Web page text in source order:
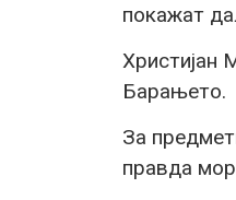
покажат
Христијан
Барањето.
За
правда